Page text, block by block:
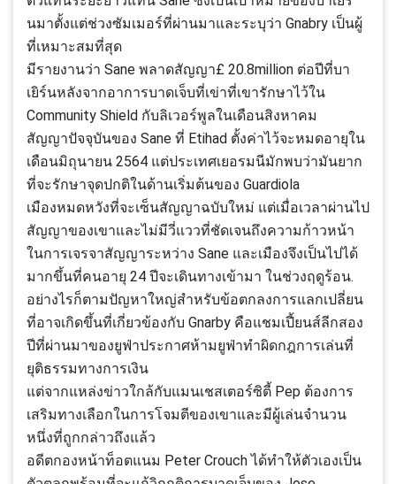
นมาตั้งแต่ช่วงซัมเมอร์ที่ผ่านมาและระบุว่า Gnabry เป็นผู้
ที่เหมาะสมที่สุด
มีรายงานว่า Sane พลาดสัญญา£ 20.8million ต่อปีที่บา
เยิร์นหลังจากอาการบาดเจ็บที่เข่าที่เขารักษาไว้ใน
Community Shield กับลิเวอร์พูลในเดือนสิงหาคม
สัญญาปัจจุบันของ Sane ที่ Etihad ตั้งค่าไว้จะหมดอายุใน
เดือนมิถุนายน 2564 แต่ประเทศเยอรมนีมักพบว่ามันยาก
ที่จะรักษาจุดปกติในด้านเริ่มต้นของ Guardiola
เมืองหมดหวังที่จะเซ็นสัญญาฉบับใหม่ แต่เมื่อเวลาผ่านไป
สัญญาของเขาและไม่มีวี่แววที่ชัดเจนถึงความก้าวหน้า
ในการเจรจาสัญญาระหว่าง Sane และเมืองจึงเป็นไปได้
มากขึ้นที่คนอายุ 24 ปีจะเดินทางเข้ามา ในช่วงฤดูร้อน.
อย่างไรก็ตามปัญหาใหญ่สำหรับข้อตกลงการแลกเปลี่ยน
ที่อาจเกิดขึ้นที่เกี่ยวข้องกับ Gnarby คือแชมเปี้ยนส์ลีกสอง
ปีที่ผ่านมาของยูฟ่าประกาศห้ามยูฟ่าทำผิดกฎการเล่นที่
ยุติธรรมทางการเงิน
แต่จากแหล่งข่าวใกล้กับแมนเชสเตอร์ซิตี้ Pep ต้องการ
เสริมทางเลือกในการโจมตีของเขาและมีผู้เล่นจำนวน
หนึ่งที่ถูกกล่าวถึงแล้ว
อดีตกองหน้าท็อตแนม Peter Crouch ได้ทำให้ตัวเองเป็น